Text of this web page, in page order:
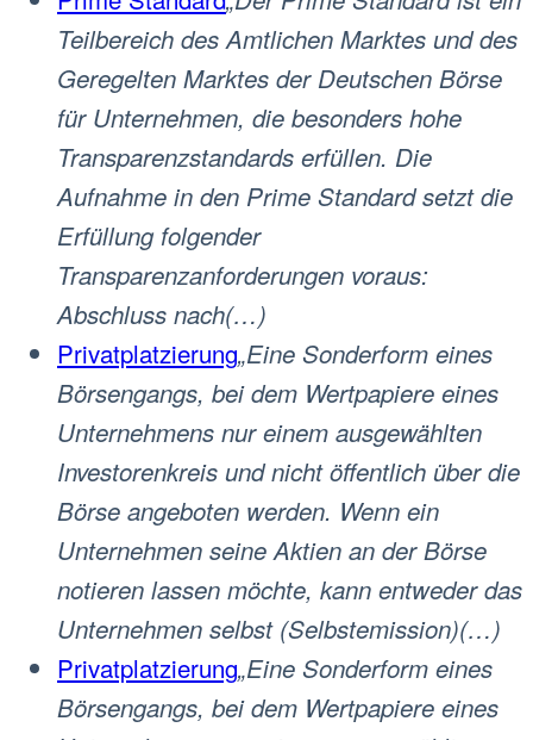
Teilbereich des Amtlichen Marktes und des
Geregelten Marktes der Deutschen Börse
für Unternehmen, die besonders hohe
Transparenzstandards erfüllen. Die
Aufnahme in den Prime Standard setzt die
Erfüllung folgender
Transparenzanforderungen voraus:
Abschluss nach(…)
Privatplatzierung„Eine Sonderform eines
Börsengangs, bei dem Wertpapiere eines
Unternehmens nur einem ausgewählten
Investorenkreis und nicht öffentlich über die
Börse angeboten werden. Wenn ein
Unternehmen seine Aktien an der Börse
notieren lassen möchte, kann entweder das
Unternehmen selbst (Selbstemission)(…)
Privatplatzierung„Eine Sonderform eines
Börsengangs, bei dem Wertpapiere eines